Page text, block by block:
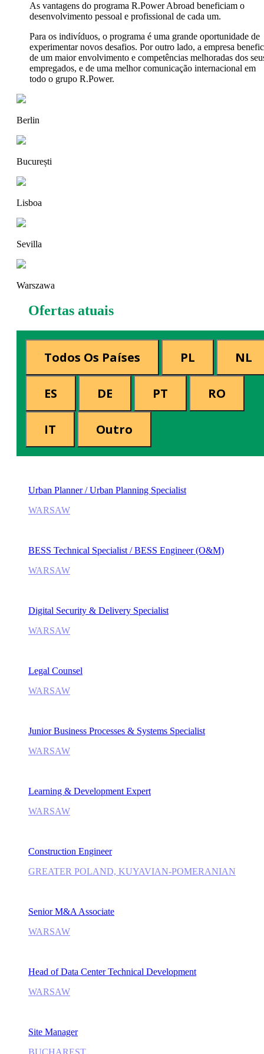
As vantagens do programa R.Power Abroad beneficiam o
desenvolvimento pessoal e profissional de cada um.
Para os indivíduos, o programa é uma grande oportunidade de
experimentar novos desafios. Por outro lado, a empresa
de um maior envolvimento e competências melhoradas dos
empregados, e de uma melhor comunicação internacional em
todo o grupo R.Power.
Berlin
București
Lisboa
Sevilla
Warszawa
Ofertas atuais
Todos Os Países PL NL
ES DE PT RO
IT Outro
Urban Planner / Urban Planning Specialist
WARSAW
BESS Technical Specialist / BESS Engineer (O&M)
WARSAW
Digital Security & Delivery Specialist
WARSAW
Legal Counsel
WARSAW
Junior Business Processes & Systems Specialist
WARSAW
Learning & Development Expert
WARSAW
Construction Engineer
GREATER POLAND, KUYAVIAN-POMERANIAN
Senior M&A Associate
WARSAW
Head of Data Center Technical Development
WARSAW
Site Manager
BUCHAREST